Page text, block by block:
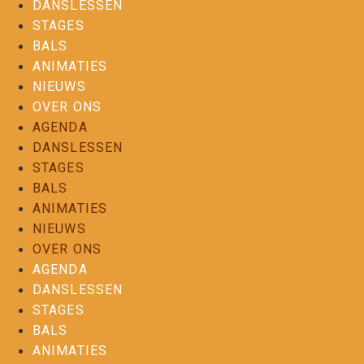
DANSLESSEN
STAGES
BALS
ANIMATIES
NIEUWS
OVER ONS
AGENDA
DANSLESSEN
STAGES
BALS
ANIMATIES
NIEUWS
OVER ONS
AGENDA
DANSLESSEN
STAGES
BALS
ANIMATIES